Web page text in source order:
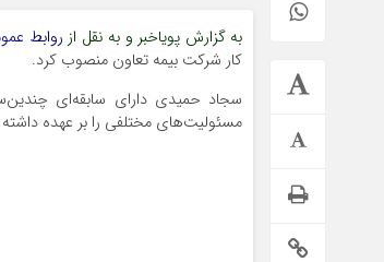
به گزارش پویاخبر و به نقل از روابط
کار شرکت بیمه تعاون منصوب کرد.
سجاد حمیدی دارای سابقه‌ای
مسئولیت‌های مختلفی را بر عهده